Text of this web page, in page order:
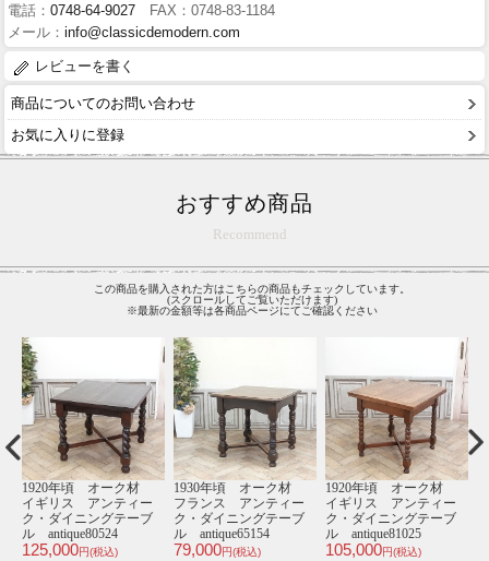
電話： 0748-64-9027 FAX：0748-83-1184
メール： info@classicdemodern.com
レビューを書く
商品についてのお問い合わせ
お気に入りに登録
おすすめ商品
Recommend
この商品を購入された方はこちらの商品もチェックしています。
(スクロールしてご覧いただけます)
※最新の金額等は各商品ページにてご確認ください
1920年頃 オーク材
イギリス アンティー
ク・ダイニングテーブ
ル antique80539
115,000円(税込)
1930年頃 オーク材
フランス アンティー
ク・スツール
antique65631a
43,000円(税込)
1920年頃 オーク材
イギリス アンティー
ク・ダイニングテーブ
ル antique59138
118,000円(税込)